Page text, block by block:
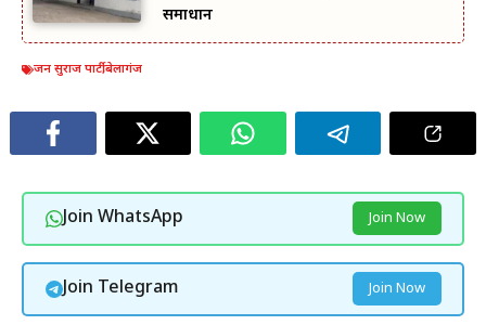
समाधान
जन सुराज पार्टी,बेलागंज
Join WhatsApp Join Now
Join Telegram Join Now